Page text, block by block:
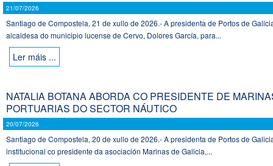
21/07/2026
Santiago de Compostela, 21 de xullo de 2026.- A presidenta de Portos de
alcaldesa do municipio lucense de Cervo, Dolores García, para...
Ler máis ...
NATALIA BOTANA ABORDA CO PRESIDENTE DE
PORTUARIAS DO SECTOR NÁUTICO
20/07/2026
Santiago de Compostela, 20 de xullo de 2026.- A presidenta de Portos de
institucional co presidente da asociación Marinas de Galicia,...